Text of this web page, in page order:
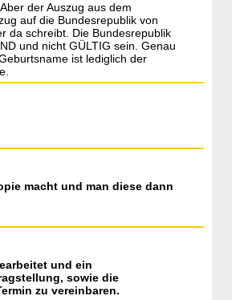
der Auszug aus dem
auf die Bundesrepublik von
da schreibt. Die Bundesrepublik
und nicht GÜLTIG sein. Genau
ist lediglich der
macht und man diese dann
und ein
sowie die
zu vereinbaren.